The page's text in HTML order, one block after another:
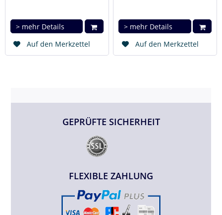
> mehr Details
Auf den Merkzettel
> mehr Details
Auf den Merkzettel
GEPRÜFTE SICHERHEIT
FLEXIBLE ZAHLUNG